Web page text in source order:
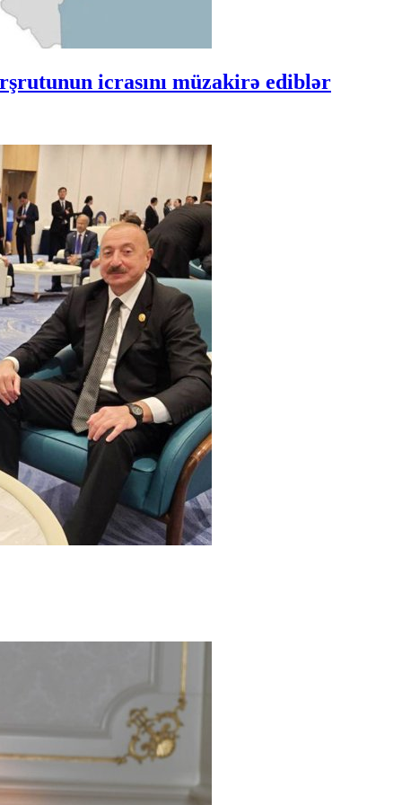
icrasını müzakirə ediblər